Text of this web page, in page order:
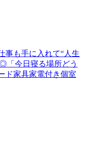
事も手に入れて“人生
「今日寝る場所どう
ド家具家電付き個室